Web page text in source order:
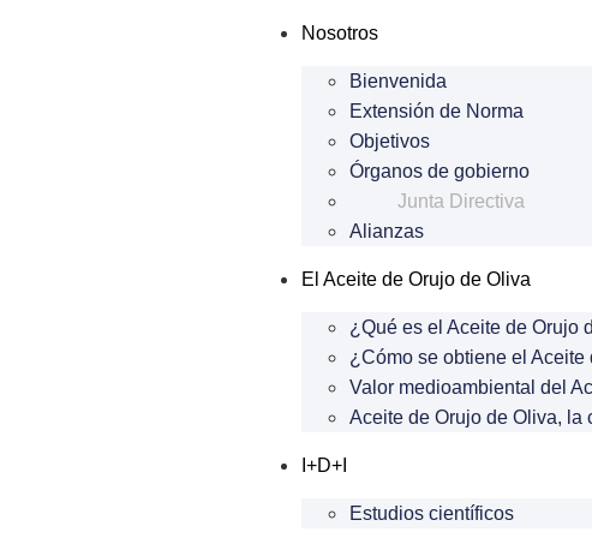
Nosotros
Bienvenida
Extensión de Norma
Objetivos
Órganos de gobierno
Junta Directiva
Alianzas
El Aceite de Orujo de Oliva
¿Qué es el Aceite de Orujo
¿Cómo se obtiene el Aceite
Valor medioambiental del
Aceite de Orujo de Oliva, la
I+D+I
Estudios científicos